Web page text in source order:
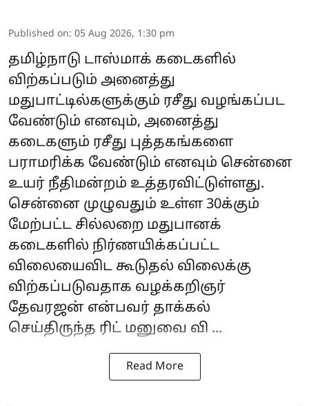
Published on: 05 Aug 2026, 1:30 pm
தமிழ்நாடு டாஸ்மாக் கடைகளில்
விற்கப்படும் அனைத்து
மதுபாட்டில்களுக்கும் ரசீது வழங்கப்பட
வேண்டும் எனவும், அனைத்து
கடைகளும் ரசீது புத்தகங்களை
பராமரிக்க வேண்டும் எனவும் சென்னை
உயர் நீதிமன்றம் உத்தரவிட்டுள்ளது.
சென்னை முழுவதும் உள்ள 30க்கும்
மேற்பட்ட சில்லறை மதுபானக்
கடைகளில் நிர்ணயிக்கப்பட்ட
விலையைவிட கூடுதல் விலைக்கு
விற்கப்படுவதாக வழக்கறிஞர்
தேவரஜன் என்பவர் தாக்கல்
செய்திருந்த ரிட் மனுவை வி ...
Read More